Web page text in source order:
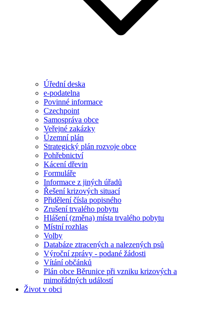
Úřední deska
e-podatelna
Povinné informace
Czechpoint
Samospráva obce
Veřejné zakázky
Územní plán
Strategický plán rozvoje obce
Pohřebnictví
Kácení dřevin
Formuláře
Informace z jiných úřadů
Řešení krizových situací
Přidělení čísla popisného
Zrušení trvalého pobytu
Hlášení (změna) místa trvalého pobytu
Místní rozhlas
Volby
Databáze ztracených a nalezených psů
Výroční zprávy - podané žádosti
Vítání občánků
Plán obce Běrunice při vzniku krizových a
mimořádných událostí
Život v obci